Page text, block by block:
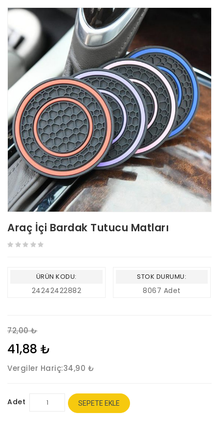
Araç İçi Bardak Tutucu Matları
ÜRÜN KODU:
24242422882
STOK DURUMU:
8067 Adet
72,00 ₺
41,88 ₺
Vergiler Hariç:34,90 ₺
Adet SEPETE EKLE